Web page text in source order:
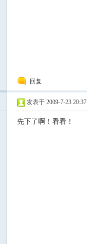
回复
发表于 2009-7-23 20:37
先下了啊！看看！